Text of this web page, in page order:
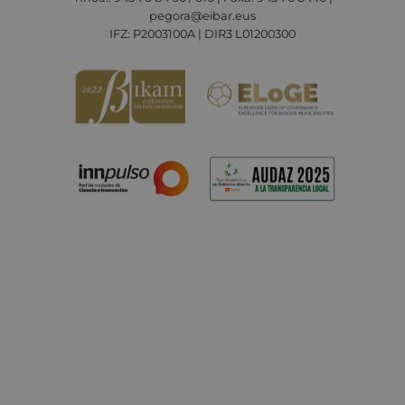
pegora@eibar.eus
IFZ: P2003100A | DIR3 L01200300